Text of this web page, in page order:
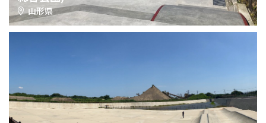
山形県